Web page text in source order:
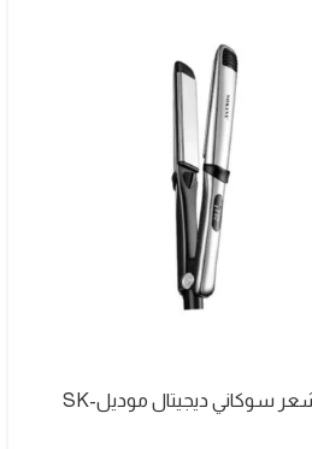
مكواه شعر سوكاني ديجيتال موديلSK-